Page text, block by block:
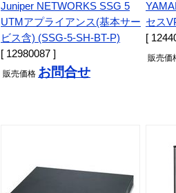
Juniper NETWORKS SSG 5
UTMアプライアンス(基本サー
ビス含) (SSG-5-SH-BT-P)
[ 12980087 ]
販売価格 お問合せ
セス
[
販売価